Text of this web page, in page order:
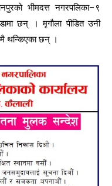
भीमदत्त नगरपलिका–९
छन् । मृगौला पीडित उनी
थन्किएका छन् ।